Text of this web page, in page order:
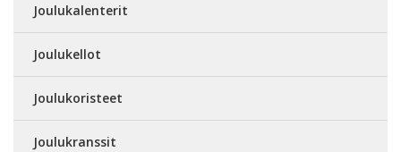
Joulukalenterit
Joulukellot
Joulukoristeet
Joulukranssit